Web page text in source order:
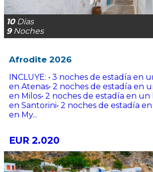
10Dias
9Noches
Afrodite 2026
INCLUYE: • 3 noches de estadía en
en Atenas• 2 noches de estadía en
en Milos• 2 noches de estadía en un
en Santorini• 2 noches de estadía
en My...
EUR 2.020